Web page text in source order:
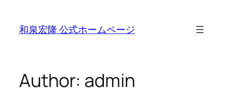
content
和泉宏隆 公式ホームページ
Author: admin